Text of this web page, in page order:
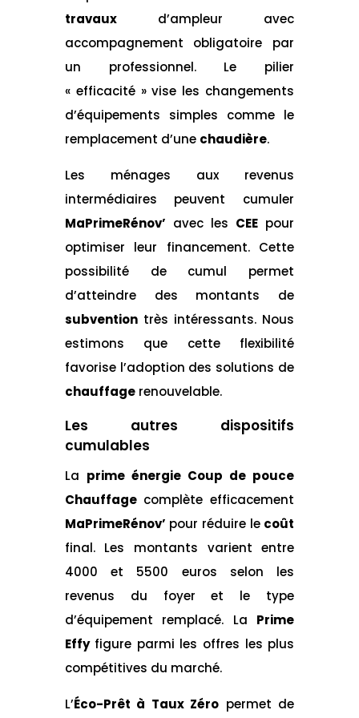
travauxd’ampleur avec
accompagnement obligatoire par
un professionnel. Le pilier
« efficacité » vise les changements
d’équipements simples comme le
remplacement d’une chaudière.
Les ménages aux revenus
intermédiaires peuvent cumuler
MaPrimeRénov’ avec les CEE pour
optimiser leur financement. Cette
possibilité de cumul permet
d’atteindre des montants de
subventiontrès intéressants. Nous
estimons que cette flexibilité
favorise l’adoption des solutions de
chauffagerenouvelable.
Les autres dispositifs
cumulables
La prime énergie Coup de pouce
Chauffagecomplète efficacement
MaPrimeRénov’ pour réduire le coût
final. Les montants varient entre
4000 et 5500 euros selon les
revenus du foyer et le type
d’équipement remplacé. La Prime
Effyfigure parmi les offres les plus
compétitives du marché.
L’Éco-Prêt à Taux Zéro permet de